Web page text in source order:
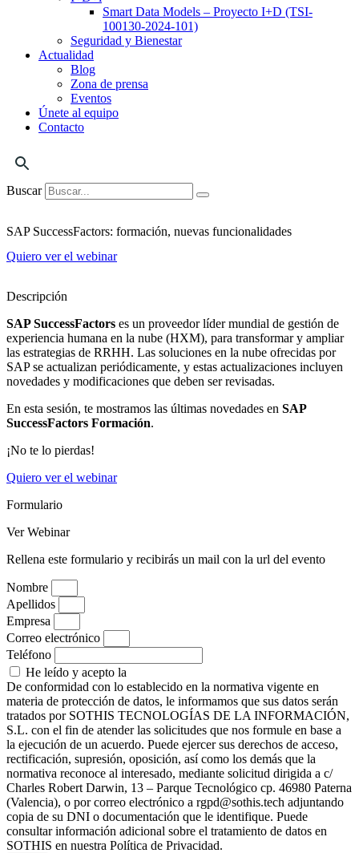
Smart Data Models – Proyecto I+D (TSI-
100130-2024-101)
Seguridad y Bienestar
Actualidad
Blog
Zona de prensa
Eventos
Únete al equipo
Contacto
Buscar
SAP SuccessFactors: formación, nuevas funcionalidades
Quiero ver el webinar
Descripción
SAP SuccessFactors es un proveedor líder mundial de gestión de
experiencia humana en la nube (HXM), para transformar y ampliar
las estrategias de RRHH. Las soluciones en la nube ofrecidas por
SAP se actualizan periódicamente, y estas actualizaciones incluyen
novedades y modificaciones que deben ser revisadas.
En esta sesión, te mostramos las últimas novedades en SAP
SuccessFactors Formación.
¡No te lo pierdas!
Quiero ver el webinar
Formulario
Ver Webinar
Rellena este formulario y recibirás un mail con la url del evento
Nombre
Apellidos
Empresa
Correo electrónico
Teléfono
He leído y acepto la
De conformidad con lo establecido en la normativa vigente en
materia de protección de datos, le informamos que sus datos serán
tratados por SOTHIS TECNOLOGÍAS DE LA INFORMACIÓN,
S.L. con el fin de atender las solicitudes que nos formule en base a
la ejecución de un acuerdo. Puede ejercer sus derechos de acceso,
rectificación, supresión, oposición, así como los demás que la
normativa reconoce al interesado, mediante solicitud dirigida a c/
Charles Robert Darwin, 13 – Parque Tecnológico cp. 46980 Paterna
(Valencia), o por correo electrónico a rgpd@sothis.tech adjuntando
copia de su DNI o documentación que le identifique. Puede
consultar información adicional sobre el tratamiento de datos en
SOTHIS en nuestra Política de Privacidad.